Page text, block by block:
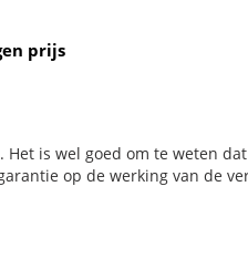
prijs
Het is wel goed om te weten
op de werking van de